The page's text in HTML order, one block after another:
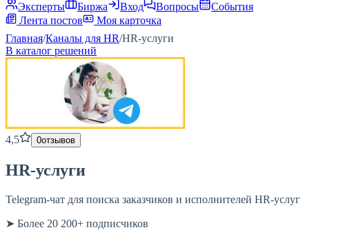
Эксперты Биржа Вход Вопросы
События
Лента постов
Моя карточка
Главная/Каналы для HR/HR-услуги
В каталог решений
4,5 0отзывов
HR-услуги
Telegram-чат для поиска заказчиков и исполнителей HR-услуг
➤ Более 20 200+ подписчиков